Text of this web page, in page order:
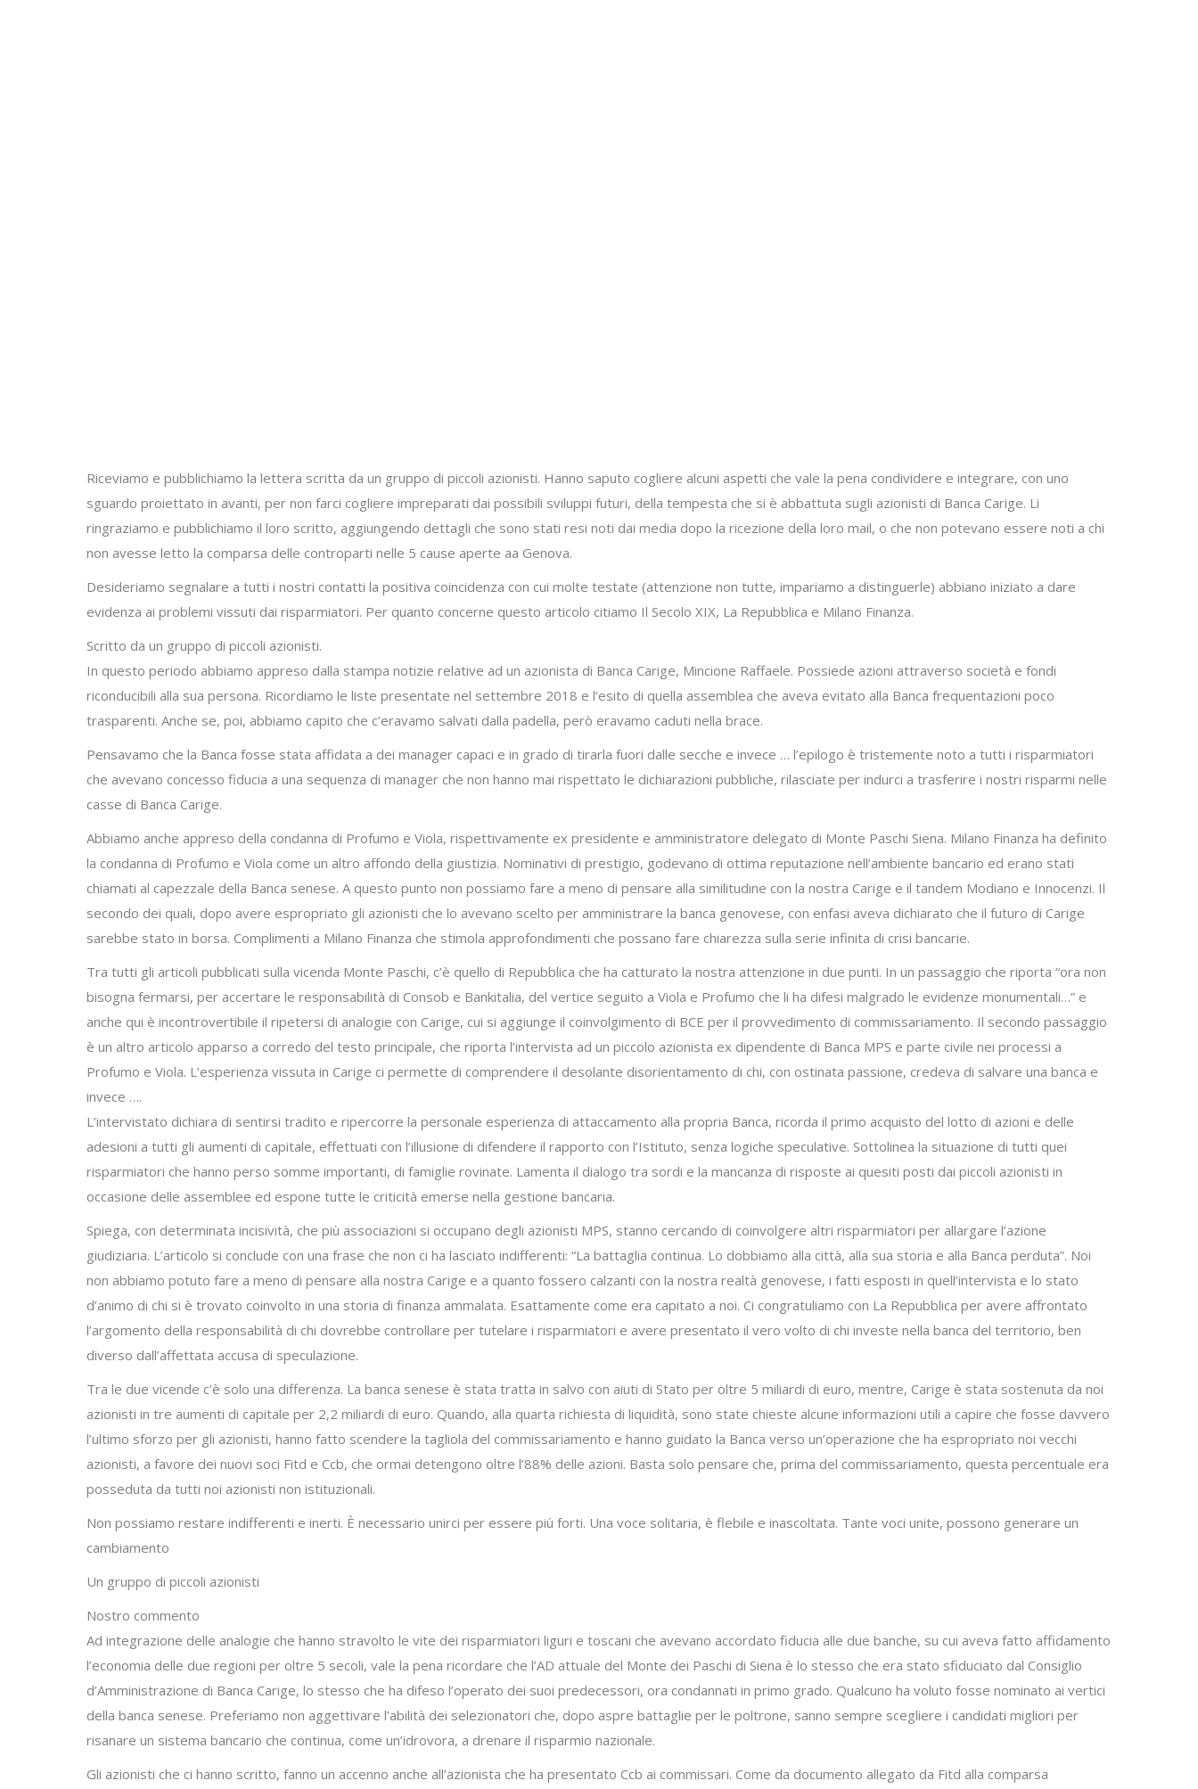
Riceviamo e pubblichiamo la lettera scritta da un gruppo di piccoli azionisti. Hanno saputo cogliere alcuni aspetti che vale la pena condividere e integrare, con uno
sguardo proiettato in avanti, per non farci cogliere impreparati dai possibili sviluppi futuri, della tempesta che si è abbattuta sugli azionisti di Banca Carige. Li
ringraziamo e pubblichiamo il loro scritto, aggiungendo dettagli che sono stati resi noti dai media dopo la ricezione della loro mail, o che non potevano essere noti a chi
non avesse letto la comparsa delle controparti nelle 5 cause aperte aa Genova.
Desideriamo segnalare a tutti i nostri contatti la positiva coincidenza con cui molte testate (attenzione non tutte, impariamo a distinguerle) abbiano iniziato a dare
evidenza ai problemi vissuti dai risparmiatori. Per quanto concerne questo articolo citiamo Il Secolo XIX, La Repubblica e Milano Finanza.
Scritto da un gruppo di piccoli azionisti.
In questo periodo abbiamo appreso dalla stampa notizie relative ad un azionista di Banca Carige, Mincione Raffaele. Possiede azioni attraverso società e fondi
riconducibili alla sua persona. Ricordiamo le liste presentate nel settembre 2018 e l’esito di quella assemblea che aveva evitato alla Banca frequentazioni poco
trasparenti. Anche se, poi, abbiamo capito che c’eravamo salvati dalla padella, però eravamo caduti nella brace.
Pensavamo che la Banca fosse stata affidata a dei manager capaci e in grado di tirarla fuori dalle secche e invece … l’epilogo è tristemente noto a tutti i risparmiatori
che avevano concesso fiducia a una sequenza di manager che non hanno mai rispettato le dichiarazioni pubbliche, rilasciate per indurci a trasferire i nostri risparmi nelle
casse di Banca Carige.
Abbiamo anche appreso della condanna di Profumo e Viola, rispettivamente ex presidente e amministratore delegato di Monte Paschi Siena. Milano Finanza ha definito
la condanna di Profumo e Viola come un altro affondo della giustizia. Nominativi di prestigio, godevano di ottima reputazione nell’ambiente bancario ed erano stati
chiamati al capezzale della Banca senese. A questo punto non possiamo fare a meno di pensare alla similitudine con la nostra Carige e il tandem Modiano e Innocenzi. Il
secondo dei quali, dopo avere espropriato gli azionisti che lo avevano scelto per amministrare la banca genovese, con enfasi aveva dichiarato che il futuro di Carige
sarebbe stato in borsa. Complimenti a Milano Finanza che stimola approfondimenti che possano fare chiarezza sulla serie infinita di crisi bancarie.
Tra tutti gli articoli pubblicati sulla vicenda Monte Paschi, c’è quello di Repubblica che ha catturato la nostra attenzione in due punti. In un passaggio che riporta “ora non
bisogna fermarsi, per accertare le responsabilità di Consob e Bankitalia, del vertice seguito a Viola e Profumo che li ha difesi malgrado le evidenze monumentali…” e
anche qui è incontrovertibile il ripetersi di analogie con Carige, cui si aggiunge il coinvolgimento di BCE per il provvedimento di commissariamento. Il secondo passaggio
è un altro articolo apparso a corredo del testo principale, che riporta l’intervista ad un piccolo azionista ex dipendente di Banca MPS e parte civile nei processi a
Profumo e Viola. L’esperienza vissuta in Carige ci permette di comprendere il desolante disorientamento di chi, con ostinata passione, credeva di salvare una banca e
invece ….
L’intervistato dichiara di sentirsi tradito e ripercorre la personale esperienza di attaccamento alla propria Banca, ricorda il primo acquisto del lotto di azioni e delle
adesioni a tutti gli aumenti di capitale, effettuati con l’illusione di difendere il rapporto con l’Istituto, senza logiche speculative. Sottolinea la situazione di tutti quei
risparmiatori che hanno perso somme importanti, di famiglie rovinate. Lamenta il dialogo tra sordi e la mancanza di risposte ai quesiti posti dai piccoli azionisti in
occasione delle assemblee ed espone tutte le criticità emerse nella gestione bancaria.
Spiega, con determinata incisività, che più associazioni si occupano degli azionisti MPS, stanno cercando di coinvolgere altri risparmiatori per allargare l’azione
giudiziaria. L’articolo si conclude con una frase che non ci ha lasciato indifferenti: “La battaglia continua. Lo dobbiamo alla città, alla sua storia e alla Banca perduta”. Noi
non abbiamo potuto fare a meno di pensare alla nostra Carige e a quanto fossero calzanti con la nostra realtà genovese, i fatti esposti in quell’intervista e lo stato
d’animo di chi si è trovato coinvolto in una storia di finanza ammalata. Esattamente come era capitato a noi. Ci congratuliamo con La Repubblica per avere affrontato
l’argomento della responsabilità di chi dovrebbe controllare per tutelare i risparmiatori e avere presentato il vero volto di chi investe nella banca del territorio, ben
diverso dall’affettata accusa di speculazione.
Tra le due vicende c’è solo una differenza. La banca senese è stata tratta in salvo con aiuti di Stato per oltre 5 miliardi di euro, mentre, Carige è stata sostenuta da noi
azionisti in tre aumenti di capitale per 2,2 miliardi di euro. Quando, alla quarta richiesta di liquidità, sono state chieste alcune informazioni utili a capire che fosse davvero
l’ultimo sforzo per gli azionisti, hanno fatto scendere la tagliola del commissariamento e hanno guidato la Banca verso un’operazione che ha espropriato noi vecchi
azionisti, a favore dei nuovi soci Fitd e Ccb, che ormai detengono oltre l’88% delle azioni. Basta solo pensare che, prima del commissariamento, questa percentuale era
posseduta da tutti noi azionisti non istituzionali.
Non possiamo restare indifferenti e inerti. È necessario unirci per essere più forti. Una voce solitaria, è flebile e inascoltata. Tante voci unite, possono generare un
cambiamento
Un gruppo di piccoli azionisti
Nostro commento
Ad integrazione delle analogie che hanno stravolto le vite dei risparmiatori liguri e toscani che avevano accordato fiducia alle due banche, su cui aveva fatto affidamento
l’economia delle due regioni per oltre 5 secoli, vale la pena ricordare che l’AD attuale del Monte dei Paschi di Siena è lo stesso che era stato sfiduciato dal Consiglio
d’Amministrazione di Banca Carige, lo stesso che ha difeso l’operato dei suoi predecessori, ora condannati in primo grado. Qualcuno ha voluto fosse nominato ai vertici
della banca senese. Preferiamo non aggettivare l’abilità dei selezionatori che, dopo aspre battaglie per le poltrone, sanno sempre scegliere i candidati migliori per
risanare un sistema bancario che continua, come un’idrovora, a drenare il risparmio nazionale.
Gli azionisti che ci hanno scritto, fanno un accenno anche all’azionista che ha presentato Ccb ai commissari. Come da documento allegato da Fitd alla comparsa